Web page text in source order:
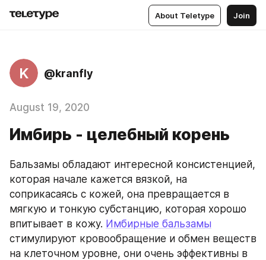
About Teletype Join
K @kranfly
August 19, 2020
Имбирь - целебный корень
Бальзамы обладают интересной консистенцией,
которая начале кажется вязкой, на
соприкасаясь с кожей, она превращается в
мягкую и тонкую субстанцию, которая хорошо
впитывает в кожу. Имбирные бальзамы
стимулируют кровообращение и обмен веществ
на клеточном уровне, они очень эффективны в